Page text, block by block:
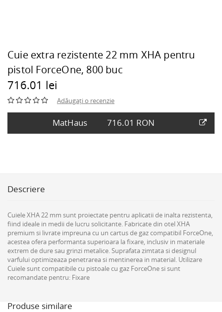
Cuie extra rezistente 22 mm XHA pentru
pistol ForceOne, 800 buc
716.01 lei
Adăugați o recenzie
MatHaus 716.01 RON
Descriere
Cuiele XHA 22 mm sunt proiectate pentru aplicatii de inalta rezistenta,
fiind ideale in medii de lucru solicitante. Fabricate din otel XHA
premium si livrate impreuna cu un cartus de gaz compatibil ForceOne,
acestea ofera performanta superioara la fixare, inclusiv in materiale
extrem de dure sau grinzi metalice. Suprafata zimtata si designul
varfului optimizeaza penetrarea si mentinerea in material. Utilizare
Cuiele sunt compatibile cu pistoale cu gaz ForceOne si sunt
recomandate pentru: Fixare
Produse similare